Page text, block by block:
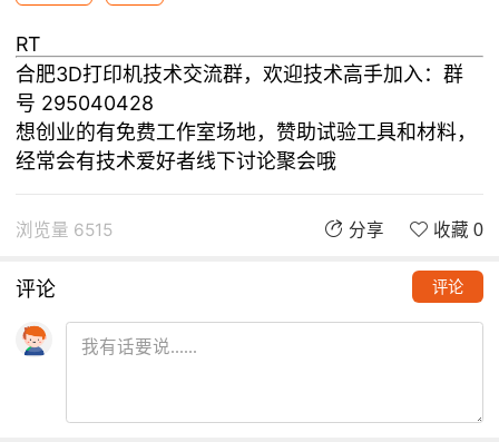
RT
合肥3D打印机技术交流群，欢迎技术高手加入：群
号 295040428
想创业的有免费工作室场地，赞助试验工具和材料，
经常会有技术爱好者线下讨论聚会哦
浏览量 6515 分享 收藏 0
评论 评论